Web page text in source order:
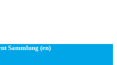
Sammlung (en)